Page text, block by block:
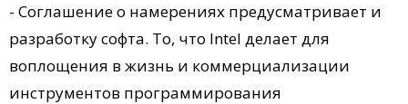
- Соглашение о намерениях предусматривает и
разработку софта. То, что Intel делает для
воплощения в жизнь и коммерциализации
инструментов программирования